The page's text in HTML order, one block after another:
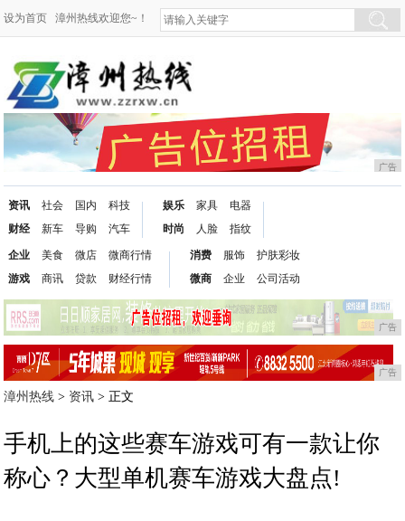
设为首页 漳州热线欢迎您~！
广告
资讯
财经
社会
新车
国内
导购
科技
汽车
娱乐
时尚
家具
人脸
电器
指纹
企业
游戏
美食
商讯
微店
贷款
微商行情
财经行情
消费
微商
服饰
企业
护肤彩妆
公司活动
广告
广告
漳州热线 > 资讯 > 正文
手机上的这些赛车游戏可有一款让你
称心？大型单机赛车游戏大盘点!